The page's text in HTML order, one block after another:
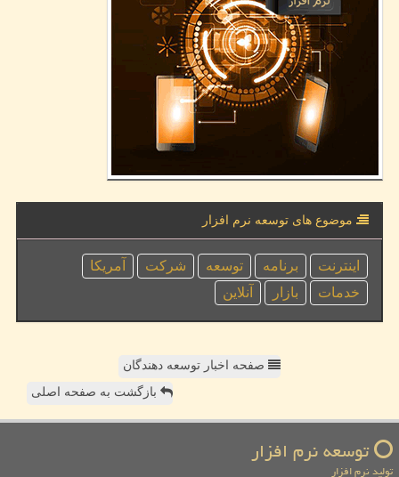
موضوع های توسعه نرم افزار
اینترنت برنامه توسعه شركت
آمریكا
خدمات
بازار آنلاین
صفحه اخبار توسعه دهندگان
بازگشت به صفحه اصلی
توسعه نرم افزار
تولید نرم افزار